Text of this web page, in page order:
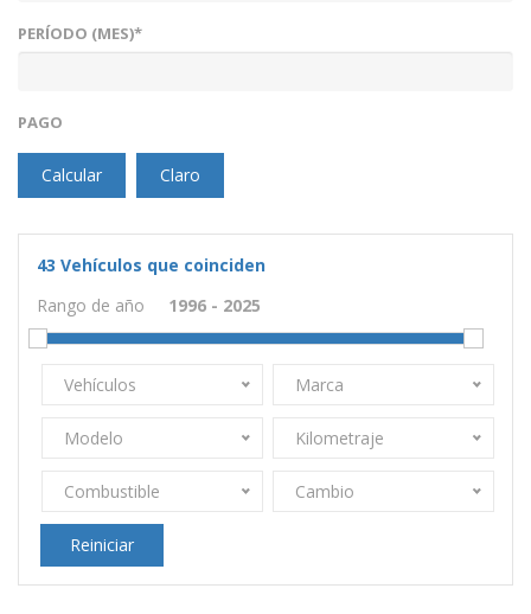
PERÍODO (MES)*
PAGO
Calcular Claro
43 Vehículos que coinciden
Rango de año
Vehículos Marca
Modelo Kilometraje
Combustible Cambio
Reiniciar